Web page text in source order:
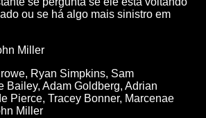
ou se há algo mais sinistro em
Miller
, Ryan Simpkins, Sam
Bailey, Adam Goldberg, Adrian
Pierce, Tracey Bonner, Marcenae
Miller